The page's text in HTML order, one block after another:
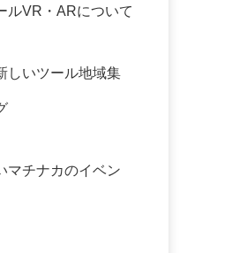
ルVR・ARについて
しいツール地域集
マチナカのイベン